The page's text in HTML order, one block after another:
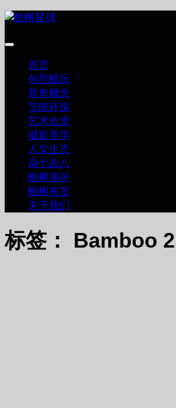
跳
内
首页
创意酷玩
新奇概念
节能环保
艺术欣赏
摄影美学
人文生态
杂七杂八
酷蝌测评
酷蝌有货
关于我们
标签： Bamboo